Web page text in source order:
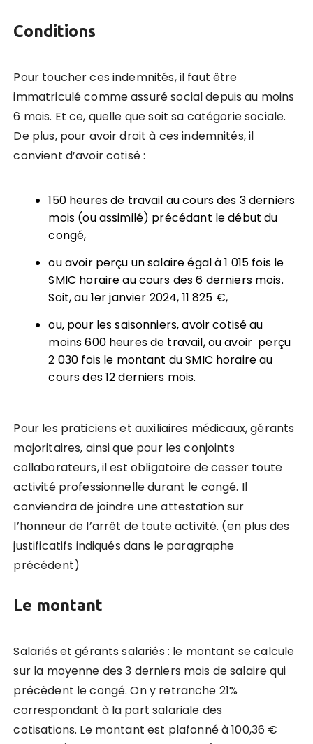
Conditions
Pour toucher ces indemnités, il faut être
immatriculé comme assuré social depuis au moins
6 mois. Et ce, quelle que soit sa catégorie sociale.
De plus, pour avoir droit à ces indemnités, il
convient d’avoir cotisé :
150 heures de travail au cours des 3 derniers
mois (ou assimilé) précédant le début du
congé,
ou avoir perçu un salaire égal à 1 015 fois le
SMIC horaire au cours des 6 derniers mois.
Soit, au 1er janvier 2024, 11 825 €,
ou, pour les saisonniers, avoir cotisé au
moins 600 heures de travail, ou avoir perçu
2 030 fois le montant du SMIC horaire au
cours des 12 derniers mois.
Pour les praticiens et auxiliaires médicaux, gérants
majoritaires, ainsi que pour les conjoints
collaborateurs, il est obligatoire de cesser toute
activité professionnelle durant le congé. Il
conviendra de joindre une attestation sur
l’honneur de l’arrêt de toute activité. (en plus des
justificatifs indiqués dans le paragraphe
précédent)
Le montant
Salariés et gérants salariés : le montant se calcule
sur la moyenne des 3 derniers mois de salaire qui
précèdent le congé. On y retranche 21%
correspondant à la part salariale des
cotisations. Le montant est plafonné à 100,36 €